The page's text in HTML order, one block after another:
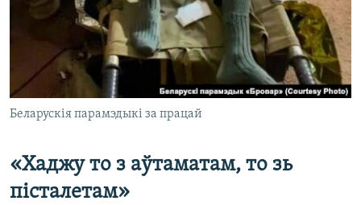
Беларускія парамэдыкі за працай
«Хаджу то з аўтаматам, то зь
пісталетам»